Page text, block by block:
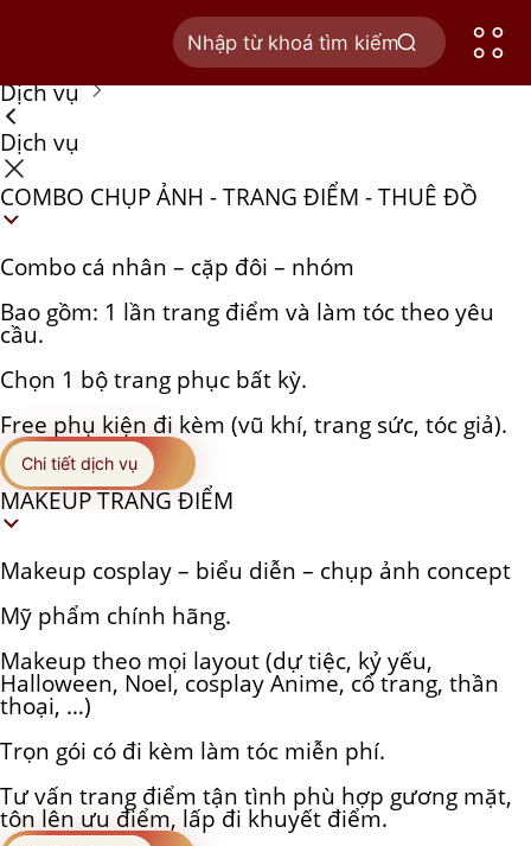
Dịch vụ
Dịch vụ
COMBO CHỤP ẢNH - TRANG ĐIỂM - THUÊ ĐỒ
Combo cá nhân – cặp đôi – nhóm
Bao gồm: 1 lần trang điểm và làm tóc theo yêu
cầu.
Chọn 1 bộ trang phục bất kỳ.
Free phụ kiện đi kèm (vũ khí, trang sức, tóc giả).
Chi tiết dịch vụ
MAKEUP TRANG ĐIỂM
Makeup cosplay – biểu diễn – chụp ảnh concept
Mỹ phẩm chính hãng.
Makeup theo mọi layout (dự tiệc, kỷ yếu,
Halloween, Noel, cosplay Anime, cổ trang, thần
thoại, …)
Trọn gói có đi kèm làm tóc miễn phí.
Tư vấn trang điểm tận tình phù hợp gương mặt,
tôn lên ưu điểm, lấp đi khuyết điểm.